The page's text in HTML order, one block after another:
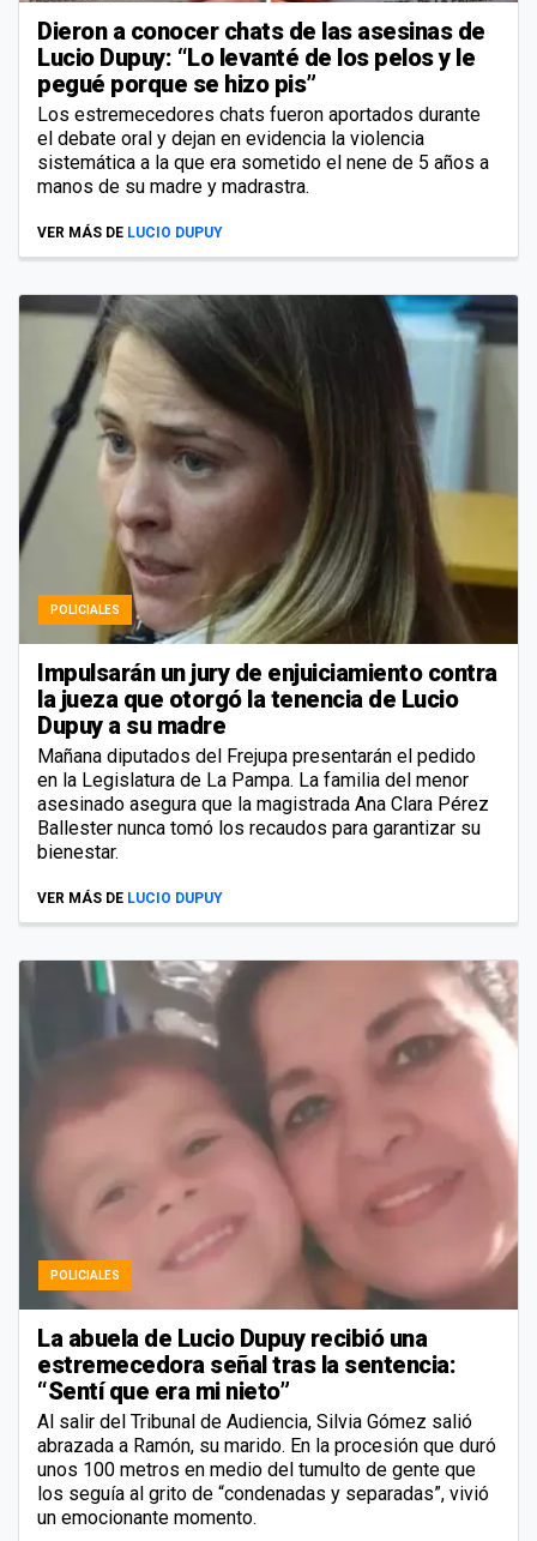
Dieron a conocer chats de las asesinas de
Lucio Dupuy: “Lo levanté de los pelos y le
pegué porque se hizo pis”
Los estremecedores chats fueron aportados durante
el debate oral y dejan en evidencia la violencia
sistemática a la que era sometido el nene de 5 años a
manos de su madre y madrastra.
VER MÁS DE LUCIO DUPUY
POLICIALES
Impulsarán un jury de enjuiciamiento contra
la jueza que otorgó la tenencia de Lucio
Dupuy a su madre
Mañana diputados del Frejupa presentarán el pedido
en la Legislatura de La Pampa. La familia del menor
asesinado asegura que la magistrada Ana Clara Pérez
Ballester nunca tomó los recaudos para garantizar su
bienestar.
VER MÁS DE LUCIO DUPUY
POLICIALES
La abuela de Lucio Dupuy recibió una
estremecedora señal tras la sentencia:
“Sentí que era mi nieto”
Al salir del Tribunal de Audiencia, Silvia Gómez salió
abrazada a Ramón, su marido. En la procesión que duró
unos 100 metros en medio del tumulto de gente que
los seguía al grito de “condenadas y separadas”, vivió
un emocionante momento.